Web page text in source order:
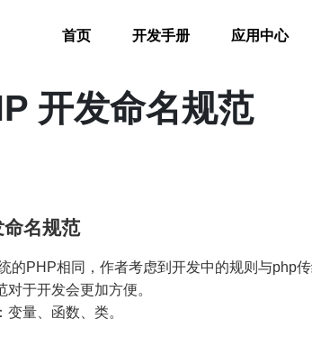
首页 开发手册 应用中心
开发命名规范
名规范
的PHP相同，作者考虑到开发中的规则与php
于开发会更加方便。
量、函数、类。